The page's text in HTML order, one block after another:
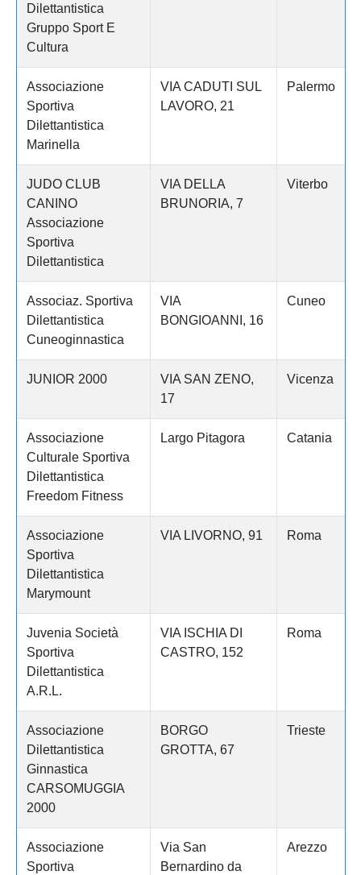
Dilettantistica
Gruppo Sport E
Cultura
Associazione
Sportiva
Dilettantistica
Marinella
VIA CADUTI SUL
LAVORO, 21
Palermo
JUDO CLUB
CANINO
Associazione
Sportiva
Dilettantistica
VIA DELLA
BRUNORIA, 7
Viterbo
Associaz. Sportiva
Dilettantistica
Cuneoginnastica
VIA
BONGIOANNI, 16
Cuneo
JUNIOR 2000
VIA SAN ZENO,
17
Vicenza
Associazione
Culturale Sportiva
Dilettantistica
Freedom Fitness
Largo Pitagora Catania
Associazione
Sportiva
Dilettantistica
Marymount
VIA LIVORNO, 91 Roma
Juvenia Società
Sportiva
Dilettantistica
A.R.L.
VIA ISCHIA DI
CASTRO, 152
Roma
Associazione
Dilettantistica
Ginnastica
CARSOMUGGIA
2000
BORGO
GROTTA, 67
Trieste
Associazione
Sportiva
Via San
Bernardino da
Arezzo